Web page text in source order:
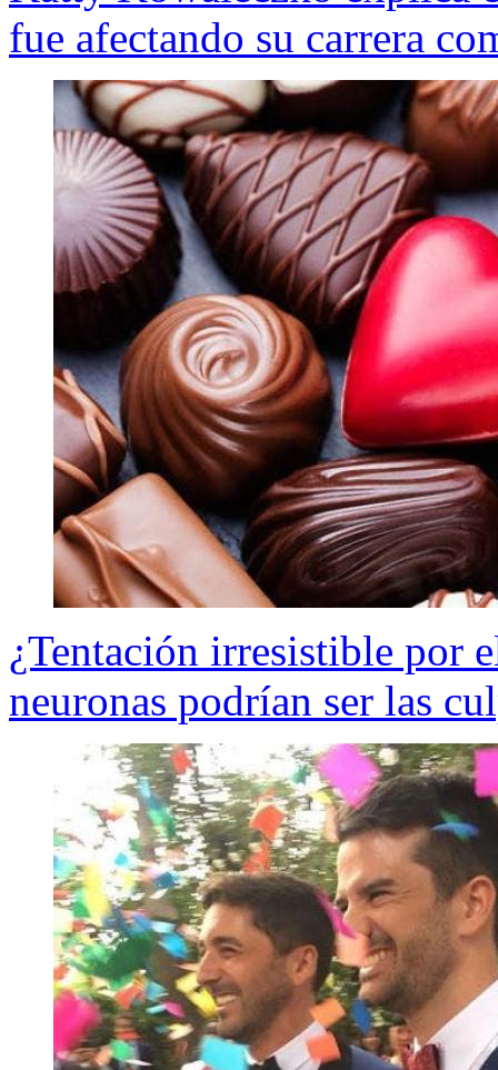
fue afectando su carrera
¿Tentación irresistible por
neuronas podrían ser las